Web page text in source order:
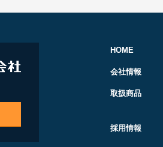
HOME
会社情報
取扱商品
採用情報